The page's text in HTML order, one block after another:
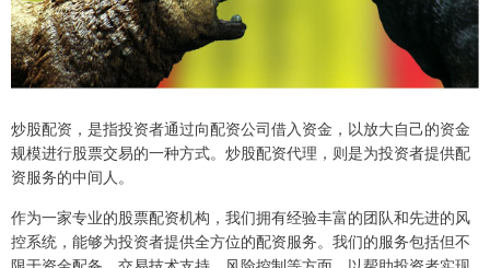
炒股配资，是指投资者通过向配资公司借入资金，以放大自己的资金
规模进行股票交易的一种方式。炒股配资代理，则是为投资者提供配
资服务的中间人。
作为一家专业的股票配资机构，我们拥有经验丰富的团队和先进的风
控系统，能够为投资者提供全方位的配资服务。我们的服务包括但不